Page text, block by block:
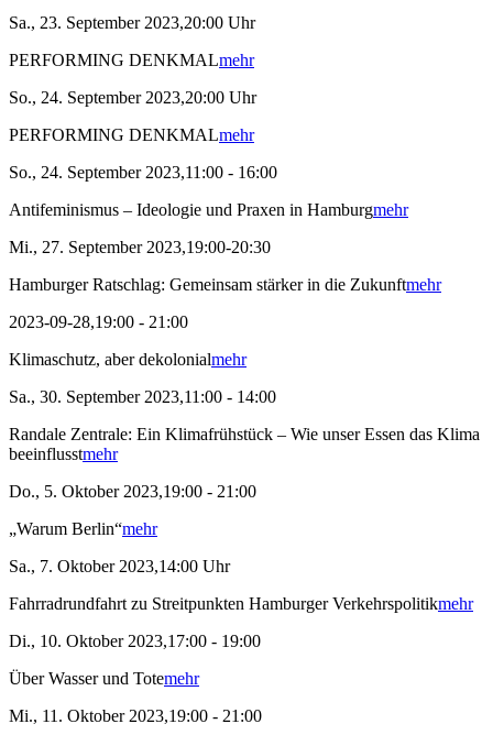
Sa., 23. September 2023,20:00 Uhr
PERFORMING DENKMALmehr
So., 24. September 2023,20:00 Uhr
PERFORMING DENKMALmehr
So., 24. September 2023,11:00 - 16:00
Antifeminismus – Ideologie und Praxen in Hamburgmehr
Mi., 27. September 2023,19:00-20:30
Hamburger Ratschlag: Gemeinsam stärker in die Zukunftmehr
2023-09-28,19:00 - 21:00
Klimaschutz, aber dekolonialmehr
Sa., 30. September 2023,11:00 - 14:00
Randale Zentrale: Ein Klimafrühstück – Wie unser Essen das Klima
beeinflusstmehr
Do., 5. Oktober 2023,19:00 - 21:00
„Warum Berlin“mehr
Sa., 7. Oktober 2023,14:00 Uhr
Fahrradrundfahrt zu Streitpunkten Hamburger Verkehrspolitikmehr
Di., 10. Oktober 2023,17:00 - 19:00
Über Wasser und Totemehr
Mi., 11. Oktober 2023,19:00 - 21:00